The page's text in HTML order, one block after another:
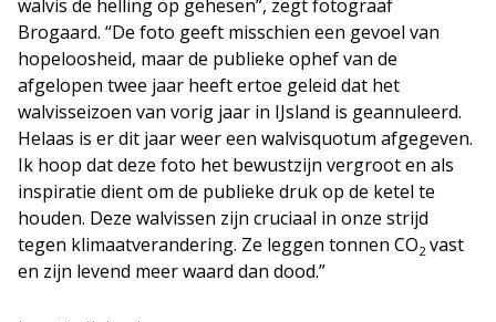
walvis de helling op gehesen”, zegt fotograaf
Brogaard. “De foto geeft misschien een gevoel van
hopeloosheid, maar de publieke ophef van de
afgelopen twee jaar heeft ertoe geleid dat het
walvisseizoen van vorig jaar in IJsland is geannuleerd.
Helaas is er dit jaar weer een walvisquotum afgegeven.
Ik hoop dat deze foto het bewustzijn vergroot en als
inspiratie dient om de publieke druk op de ketel te
houden. Deze walvissen zijn cruciaal in onze strijd
tegen klimaatverandering. Ze leggen tonnen CO2 vast
en zijn levend meer waard dan dood.”